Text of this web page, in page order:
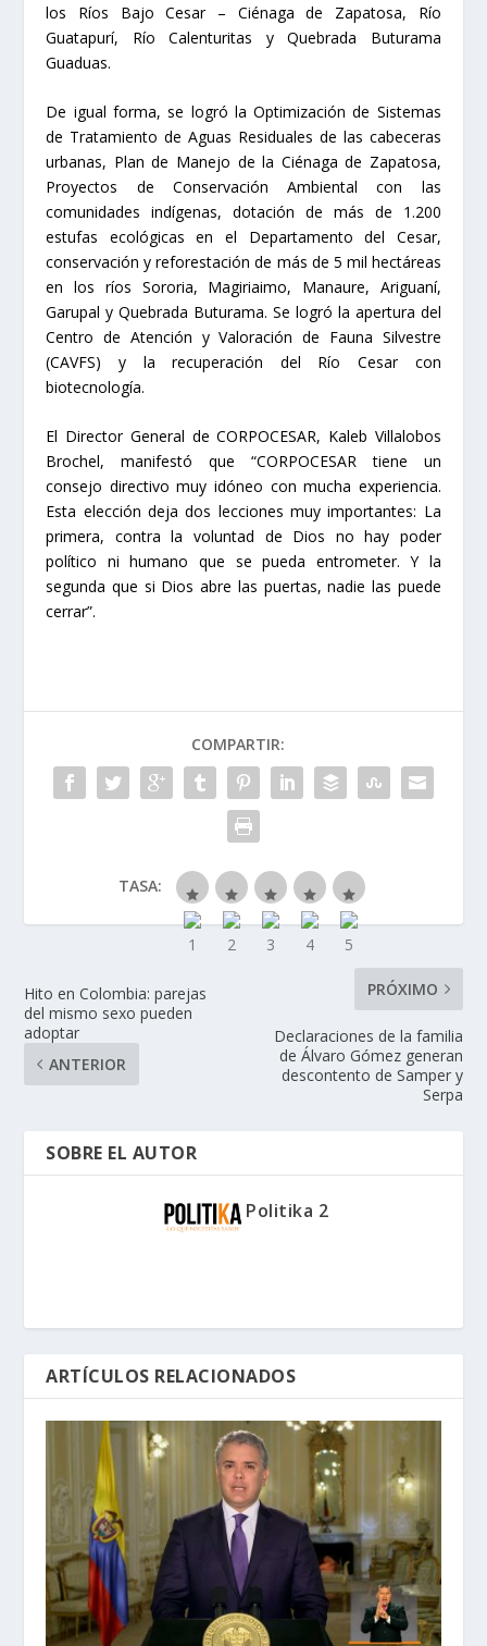
los Ríos Bajo Cesar – Ciénaga de Zapatosa, Río
Guatapurí, Río Calenturitas y Quebrada Buturama
Guaduas.
De igual forma, se logró la Optimización de Sistemas
de Tratamiento de Aguas Residuales de las cabeceras
urbanas, Plan de Manejo de la Ciénaga de Zapatosa,
Proyectos de Conservación Ambiental con las
comunidades indígenas, dotación de más de 1.200
estufas ecológicas en el Departamento del Cesar,
conservación y reforestación de más de 5 mil hectáreas
en los ríos Sororia, Magiriaimo, Manaure, Ariguaní,
Garupal y Quebrada Buturama. Se logró la apertura del
Centro de Atención y Valoración de Fauna Silvestre
(CAVFS) y la recuperación del Río Cesar con
biotecnología.
El Director General de CORPOCESAR, Kaleb Villalobos
Brochel, manifestó que “CORPOCESAR tiene un
consejo directivo muy idóneo con mucha experiencia.
Esta elección deja dos lecciones muy importantes: La
primera, contra la voluntad de Dios no hay poder
político ni humano que se pueda entrometer. Y la
segunda que si Dios abre las puertas, nadie las puede
cerrar”.
COMPARTIR:
TASA:
Hito en Colombia: parejas
del mismo sexo pueden
adoptar
ANTERIOR
PRÓXIMO
Declaraciones de la familia
de Álvaro Gómez generan
descontento de Samper y
Serpa
SOBRE EL AUTOR
Politika 2
ARTÍCULOS RELACIONADOS